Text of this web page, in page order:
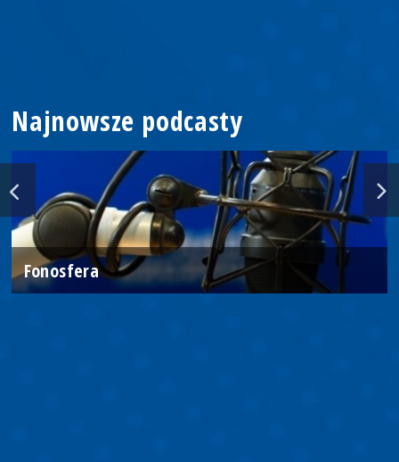
Najnowsze podcasty
Fonosfera